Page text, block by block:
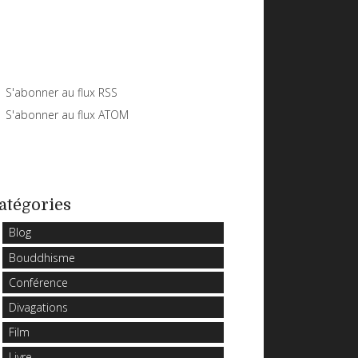
S'abonner au flux RSS
S'abonner au flux ATOM
Blog
Bouddhisme
Conférence
Divagations
Film